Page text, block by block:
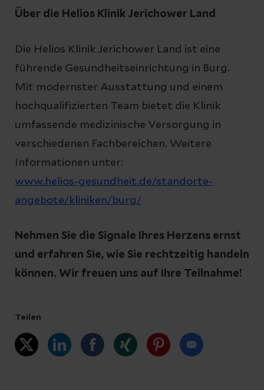
Über die Helios Klinik Jerichower Land
Die Helios Klinik Jerichower Land ist eine
führende Gesundheitseinrichtung in Burg.
Mit modernster Ausstattung und einem
hochqualifizierten Team bietet die Klinik
umfassende medizinische Versorgung in
verschiedenen Fachbereichen. Weitere
Informationen unter:
www.helios-gesundheit.de/standorte-
angebote/kliniken/burg/
Nehmen Sie die Signale Ihres Herzens ernst
und erfahren Sie, wie Sie rechtzeitig handeln
können. Wir freuen uns auf Ihre Teilnahme!
Teilen